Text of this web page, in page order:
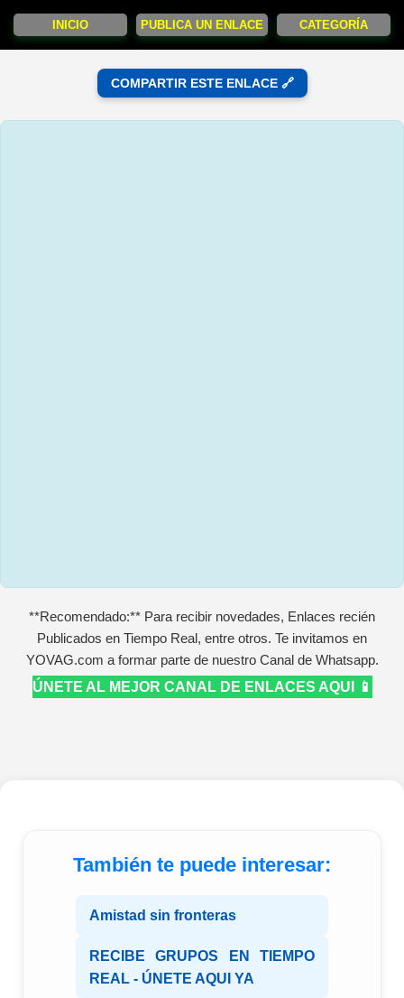
INICIO PUBLICA UN ENLACE CATEGORÍA
COMPARTIR ESTE ENLACE 🔗
**Recomendado:** Para recibir novedades, Enlaces recién
Publicados en Tiempo Real, entre otros. Te invitamos en
YOVAG.com a formar parte de nuestro Canal de Whatsapp.
ÚNETE AL MEJOR CANAL DE ENLACES AQUI 📱
También te puede interesar:
Amistad sin fronteras
RECIBE GRUPOS EN TIEMPO
REAL - ÚNETE AQUI YA